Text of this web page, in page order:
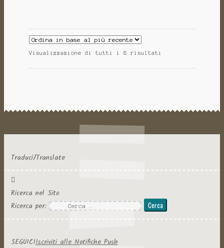
Visualizzazione di tutti i 8 risultati
Traduci/Translate
Ricerca nel Sito
Ricerca per:
SEGUICIIscriviti alle Notifiche Push